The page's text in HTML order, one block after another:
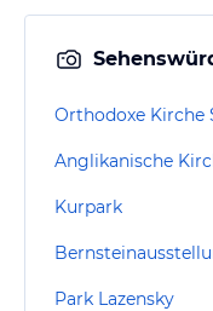
Orthodoxe Kirche
Anglikanische
Kurpark
Park Lazensky